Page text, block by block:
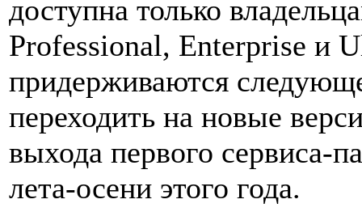
доступна только
Professional, Enterprise и
придерживаются
переходить на новые
выхода первого сервиса-
лета-осени этого года.